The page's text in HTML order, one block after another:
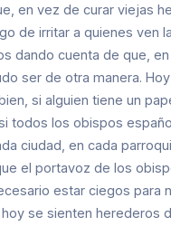
en vez de curar viejas
de irritar a quienes ven
dando cuenta de que,
ser de otra manera.
si alguien tiene un
todos los obispos
ciudad, en cada
el portavoz de los
estar ciegos para
se sienten herederos